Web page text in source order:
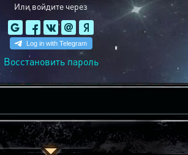
Или войдите через
Восстановить пароль